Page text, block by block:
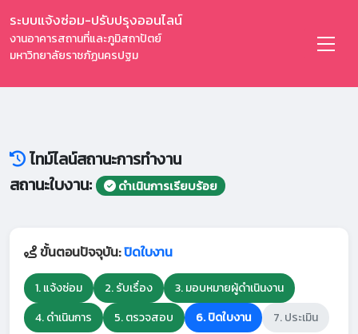
ระบบแจ้งซ่อม-ปรับปรุงออนไลน์
งานอาคารสถานที่และภูมิสถาปัตย์
มหาวิทยาลัยราชภัฏนครปฐม
ไทม์ไลน์สถานะการทำงาน
สถานะใบงาน:
ดำเนินการเรียบร้อย
ขั้นตอนปัจจุบัน:ปิดใบงาน
1. แจ้งซ่อม 2. รับเรื่อง
3. มอบหมายผู้ดำเนินงาน
4. ดำเนินการ
5. ตรวจสอบ 6. ปิดใบงาน 7. ประเมิน